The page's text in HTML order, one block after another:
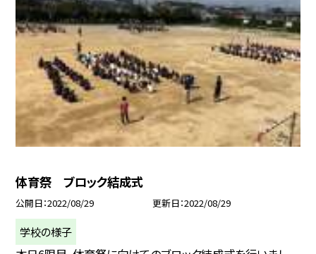
体育祭 ブロック結成式
公開日 2022/08/29 更新日 2022/08/29
学校の様子